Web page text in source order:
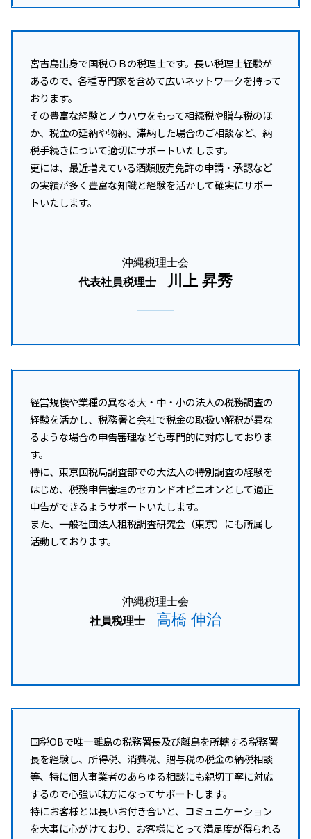
宮古島出身で国税ＯＢの税理士です。長い税理士経験が
あるので、各種専門家を含めて広いネットワークを持って
おります。
その豊富な経験とノウハウをもって相続税や贈与税のほ
か、税金の延納や物納、滞納した場合のご相談など、納
税手続きについて適切にサポートいたします。
更には、最近増えている酒類販売免許の申請・承認など
の実績が多く豊富な知識と経験を活かして確実にサポー
トいたします。
沖縄税理士会
代表社員税理士
川上 昇秀
経営規模や業種の異なる大・中・小の法人の税務調査の
経験を活かし、税務署と会社で税金の取扱い解釈が異な
るような場合の申告審理なども専門的に対応しておりま
す。
特に、東京国税局調査部での大法人の特別調査の経験を
はじめ、税務申告審理のセカンドオピニオンとして適正
申告ができるようサポートいたします。
また、一般社団法人租税調査研究会（東京）にも所属し
活動しております。
沖縄税理士会
社員税理士
高橋 伸治
国税OBで唯一離島の税務署長及び離島を所轄する税務署
長を経験し、所得税、消費税、贈与税の税金の納税相談
等、特に個人事業者のあらゆる相談にも親切丁寧に対応
するので心強い味方になってサポートします。
特にお客様とは長いお付き合いと、コミュニケーション
を大事に心がけており、お客様にとって満足度が得られる